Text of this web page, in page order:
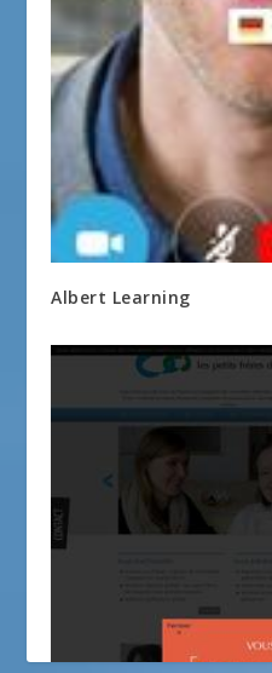
Albert Learning